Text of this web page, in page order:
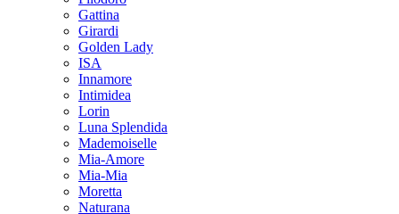
Gattina
Girardi
Golden Lady
ISA
Innamore
Intimidea
Lorin
Luna Splendida
Mademoiselle
Mia-Amore
Mia-Mia
Moretta
Naturana